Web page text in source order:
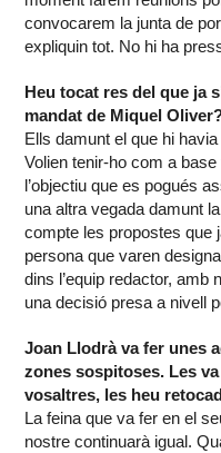
convocarem la junta de
expliquin tot. No hi ha
Heu tocat res del que ja
mandat de Miquel
Ells damunt el que hi
Volien tenir-ho com a
l’objectiu que es pogués
una altra vegada damunt
compte les propostes que
persona que varen
dins l’equip redactor, amb
una decisió presa a nivell
Joan Llodrà va fer unes
zones sospitoses. Les
vosaltres, les heu
La feina que va fer en el
nostre continuarà igual.